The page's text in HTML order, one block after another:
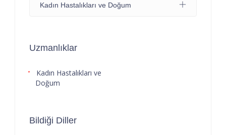
Kadın Hastalıkları ve Doğum
Uzmanlıklar
Kadın Hastalıkları ve
Doğum
Bildiği Diller